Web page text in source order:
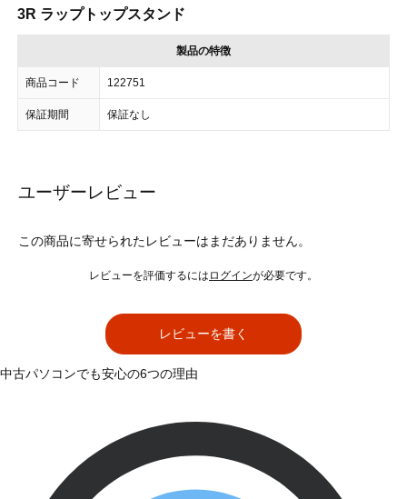
3R ラップトップスタンド
製品の特徴
商品コード 122751
保証期間 保証なし
ユーザーレビュー
この商品に寄せられたレビューはまだありません。
レビューを評価するには ログインが必要です。
レビューを書く
中古パソコンでも安心の6つの理由